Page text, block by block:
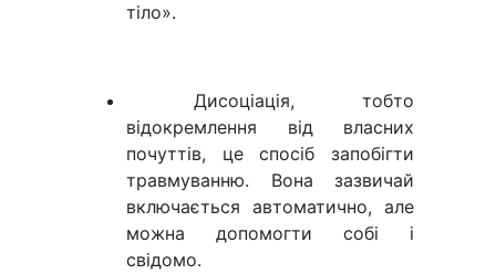
тіло».
Дисоціація, тобто
відокремлення від власних
почуттів, це спосіб запобігти
травмуванню. Вона зазвичай
включається автоматично, але
можна допомогти собі і
свідомо.